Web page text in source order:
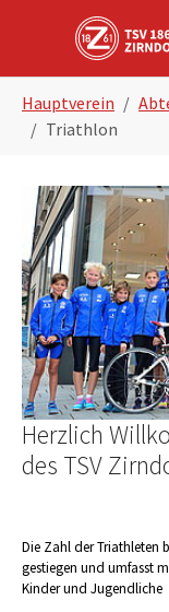
Skip to main navigation
Zum Hauptinhalt
Skip to page footer
Hauptverein
Triathlon
Show larger version
Herzlich
des TSV
Die Zahl der Triathleten
gestiegen und umfasst
Kinder und Jugendliche